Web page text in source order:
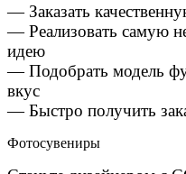
— Заказать
— Реализовать самую
идею
— Подобрать модель
вкус
— Быстро получить
Фотосувениры